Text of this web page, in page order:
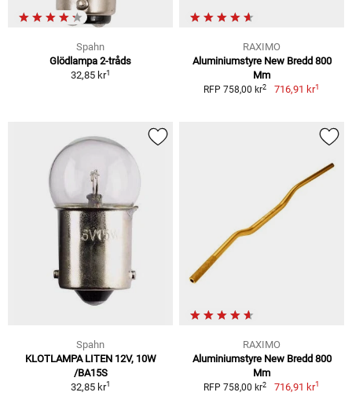
Spahn
Glödlampa 2-tråds
32,85 kr1
RAXIMO
Aluminiumstyre New Bredd 800
Mm
RFP 758,00 kr2 716,91 kr1
Spahn
KLOTLAMPA LITEN 12V, 10W
/BA15S
32,85 kr1
RAXIMO
Aluminiumstyre New Bredd 800
Mm
RFP 758,00 kr2 716,91 kr1